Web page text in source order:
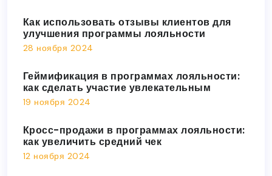
Как использовать отзывы клиентов для
улучшения программы лояльности
28 ноября 2024
Геймификация в программах лояльности:
как сделать участие увлекательным
19 ноября 2024
Кросс-продажи в программах лояльности:
как увеличить средний чек
12 ноября 2024